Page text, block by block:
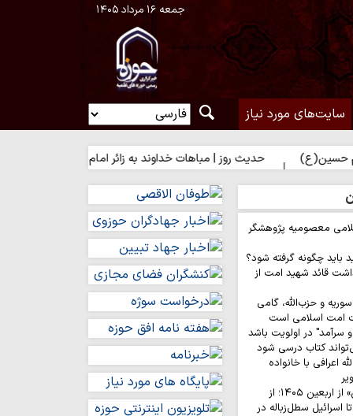
جمعه ۱۶ مرداد ۱۴۰۵
سایت‌های مورد نیاز
حدیث روز | مباهات خداوند به زائر امام حسین(ع)
معصومیه پژوهشگر
باید چگونه گرفته شود؟
قائد شهید امت از
و حزب‌الله، گامی
امت اسلامی است
سرآمد" در اولویت باشد
کتاب درسی شود
اعرافی با خانواده
روایت‌ کاربران «ایکس» از اربعین ۱۴۰۵؛ از
اسرائیل سطل‌زباله‌ در